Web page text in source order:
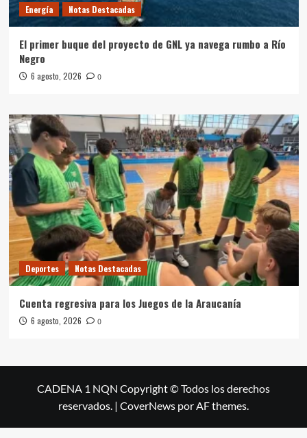
Energía Notas Destacadas
El primer buque del proyecto de GNL ya navega rumbo a Río
Negro
6 agosto, 2026 0
Deportes Notas Destacadas
Cuenta regresiva para los Juegos de la Araucanía
6 agosto, 2026 0
CADENA 1 NQN Copyright © Todos los derechos
reservados. | CoverNews por AF themes.